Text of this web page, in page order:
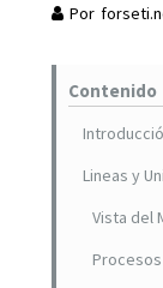
Por
Contenido
Lineas y
Vista del